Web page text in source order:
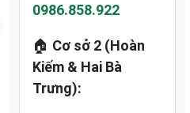
0986.858.922
🏠 Cơ sở 2 (Hoàn
Kiếm & Hai Bà
Trưng):